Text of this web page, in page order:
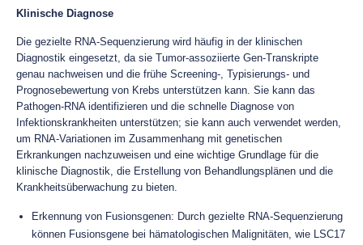
Klinische Diagnose
Die gezielte RNA-Sequenzierung wird häufig in der klinischen
Diagnostik eingesetzt, da sie Tumor-assoziierte Gen-Transkripte
genau nachweisen und die frühe Screening-, Typisierungs- und
Prognosebewertung von Krebs unterstützen kann. Sie kann das
Pathogen-RNA identifizieren und die schnelle Diagnose von
Infektionskrankheiten unterstützen; sie kann auch verwendet werden,
um RNA-Variationen im Zusammenhang mit genetischen
Erkrankungen nachzuweisen und eine wichtige Grundlage für die
klinische Diagnostik, die Erstellung von Behandlungsplänen und die
Krankheitsüberwachung zu bieten.
Erkennung von Fusionsgenen: Durch gezielte RNA-Sequenzierung
können Fusionsgene bei hämatologischen Malignitäten, wie LSC17